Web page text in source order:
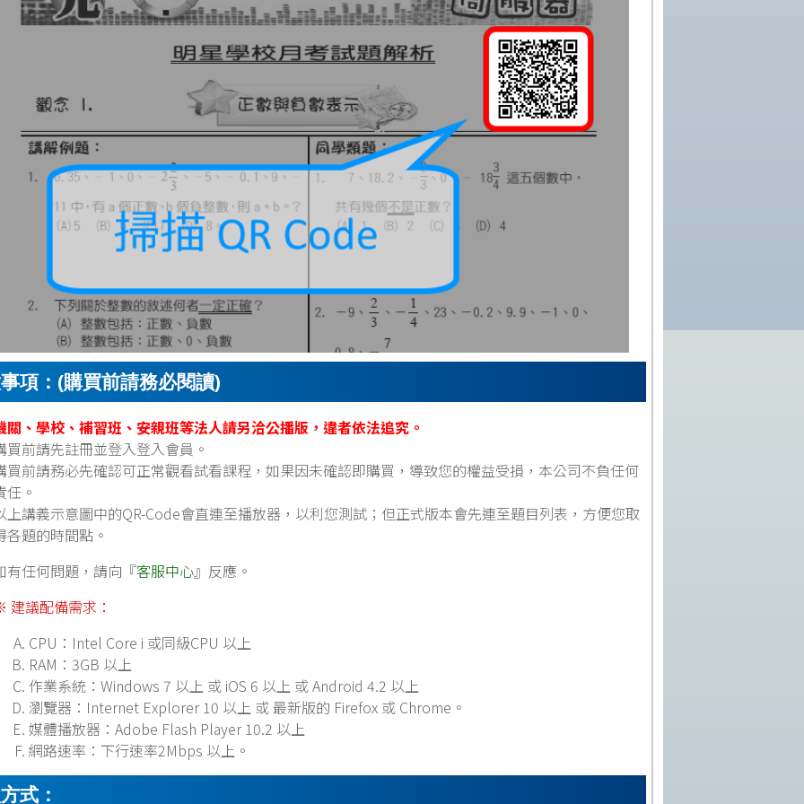
項：(購買前請務必閱讀)
關、學校、補習班、安親班等法人請另洽公播版，違者依法追究。
買前請先註冊並登入登入會員。
買前請務必先確認可正常觀看試看課程，如果因未確認即購買，導致您的權益受損，本公司不負任何
任。
上講義示意圖中的QR-Code會直連至播放器，以利您測試；但正式版本會先連至題目列表，方便您取
各題的時間點。
有任何問題，請向『客服中心』反應。
建議配備需求：
CPU：Intel Core i 或同級CPU 以上
RAM：3GB 以上
作業系統：Windows 7 以上 或 iOS 6 以上 或 Android 4.2 以上
瀏覽器：Internet Explorer 10 以上 或 最新版的 Firefox 或 Chrome。
媒體播放器：Adobe Flash Player 10.2 以上
網路速率：下行速率2Mbps 以上。
式：